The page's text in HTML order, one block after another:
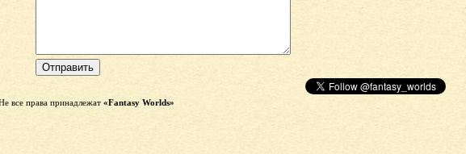
все права принадлежат «Fantasy Worlds»